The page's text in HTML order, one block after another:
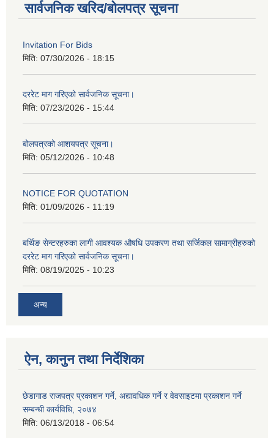
सार्वजनिक खरिद/बोलपत्र सूचना
Invitation For Bids
मिति: 07/30/2026 - 18:15
दररेट माग गरिएको सार्वजनिक सूचना।
मिति: 07/23/2026 - 15:44
बोलपत्रको आशयपत्र सूचना।
मिति: 05/12/2026 - 10:48
NOTICE FOR QUOTATION
मिति: 01/09/2026 - 11:19
बर्थिङ सेन्टरहरुका लागी आवश्यक औषधि उपकरण तथा सर्जिकल सामाग्रीहरुको
दररेट माग गरिएको सार्वजनिक सूचना।
मिति: 08/19/2025 - 10:23
अन्य
ऐन, कानुन तथा निर्देशिका
छेडागाड राजपत्र प्रकाशन गर्ने, अद्यावधिक गर्ने र वेवसाइटमा प्रकाशन गर्ने
सम्बन्धी कार्यविधि, २०७४
मिति: 06/13/2018 - 06:54